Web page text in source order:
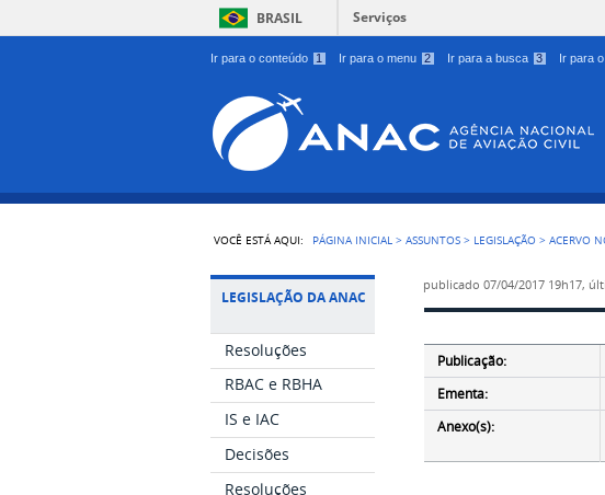
Ir para o conteúdo 1 Ir para o menu 2 Ir para a busca 3 Ir para
BRASIL Serviços
VOCÊ ESTÁ AQUI: PÁGINA INICIAL >ASSUNTOS > LEGISLAÇÃO >ACERVO
LEGISLAÇÃO DA ANAC
Resoluções
RBAC e RBHA
IS e IAC
Decisões
Resoluções
publicado 07/04/2017 19h17,
Publicação:
Ementa:
Anexo(s):